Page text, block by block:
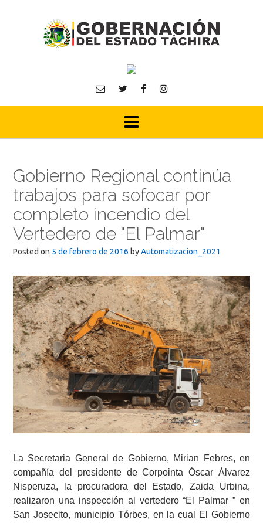
Gobierno Regional continúa
trabajos para sofocar por
completo incendio del
Vertedero de "El Palmar"
Posted on 5 de febrero de 2016 byAutomatizacion_2021
La Secretaria General de Gobierno, Mirian Febres, en
compañía del presidente de Corpointa Óscar Álvarez
Nisperuza, la procuradora del Estado, Zaida Urbina,
realizaron una inspección al vertedero “El Palmar ” en
San Josecito, municipio Tórbes, en la cual El Gobierno